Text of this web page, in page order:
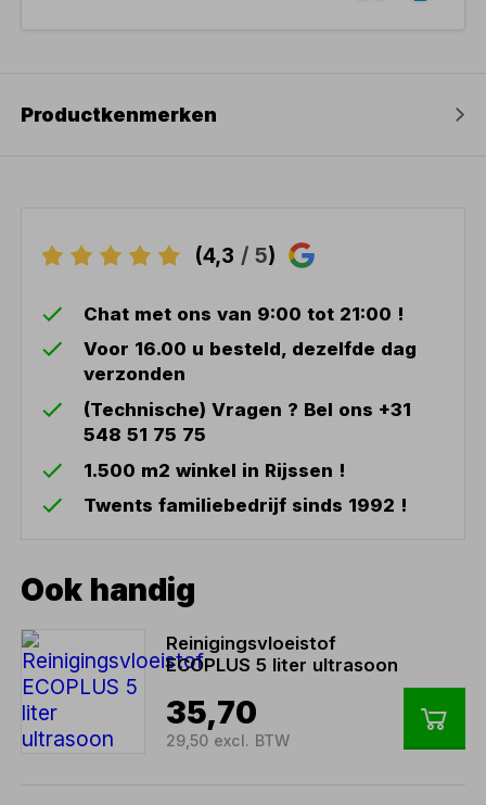
Productkenmerken
(4,3 / 5)
Chat met ons van 9:00 tot 21:00 !
Voor 16.00 u besteld, dezelfde dag
verzonden
(Technische) Vragen ? Bel ons +31
548 51 75 75
1.500 m2 winkel in Rijssen !
Twents familiebedrijf sinds 1992 !
Ook handig
Reinigingsvloeistof
ECOPLUS 5 liter ultrasoon
35,70
29,50 excl. BTW